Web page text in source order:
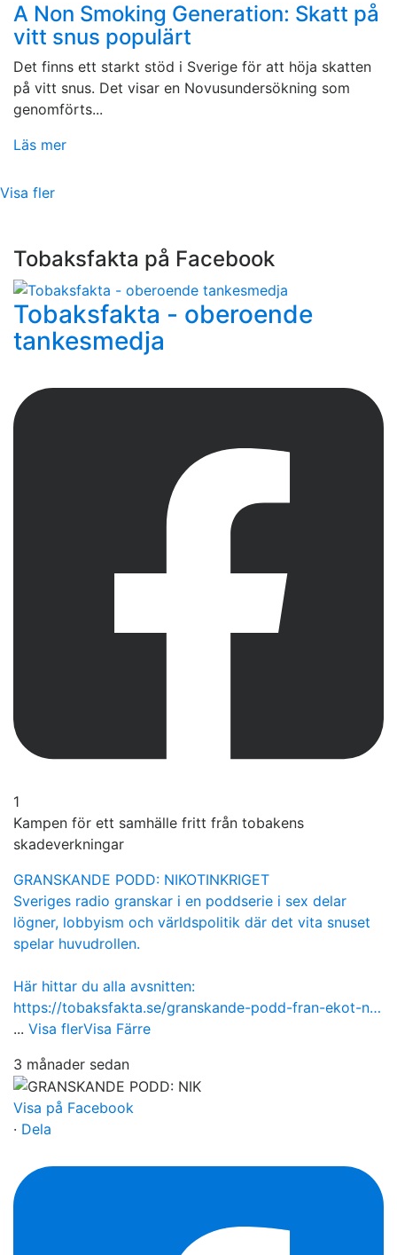
A Non Smoking Generation: Skatt på
vitt snus populärt
Det finns ett starkt stöd i Sverige för att höja skatten
på vitt snus. Det visar en Novusundersökning som
genomförts...
Läs mer
Visa fler
Tobaksfakta på Facebook
Tobaksfakta - oberoende
tankesmedja
1
Kampen för ett samhälle fritt från tobakens
skadeverkningar
GRANSKANDE PODD: NIKOTINKRIGET
Sveriges radio granskar i en poddserie i sex delar
lögner, lobbyism och världspolitik där det vita snuset
spelar huvudrollen.
Här hittar du alla avsnitten:
https://tobaksfakta.se/granskande-podd-fran-ekot-n…
... Visa flerVisa Färre
3 månader sedan
Visa på Facebook
· Dela